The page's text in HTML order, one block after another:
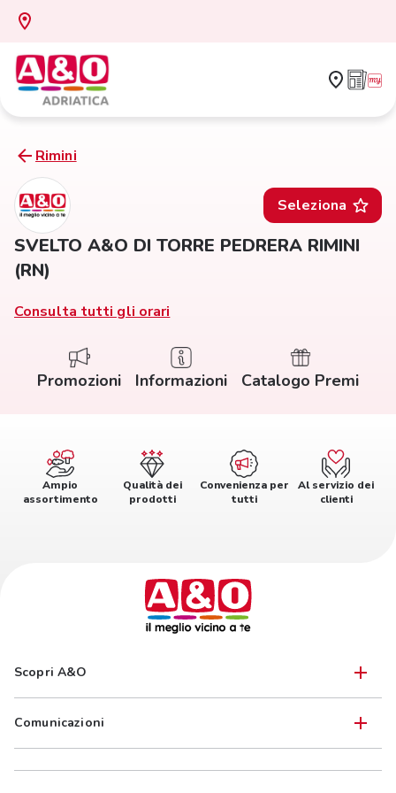
Rimini
Seleziona
SVELTO A&O DI TORRE PEDRERA RIMINI
(RN)
Consulta tutti gli orari
Promozioni Informazioni Catalogo Premi
Ampio
assortimento
Qualità dei
prodotti
Convenienza per
tutti
Al servizio dei
clienti
Scopri A&O
Comunicazioni